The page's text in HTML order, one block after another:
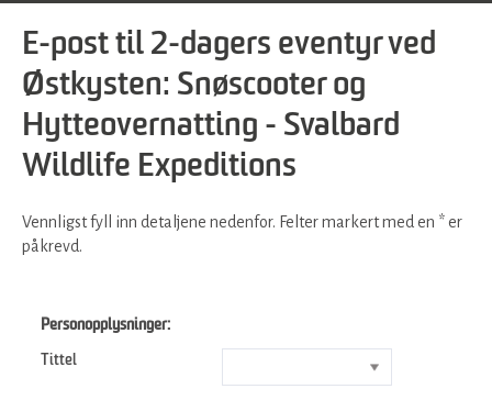
E-post til 2-dagers eventyr ved
Østkysten: Snøscooter og
Hytteovernatting - Svalbard
Wildlife Expeditions
Vennligst fyll inn detaljene nedenfor. Felter markert med en * er
påkrevd.
Personopplysninger:
Tittel